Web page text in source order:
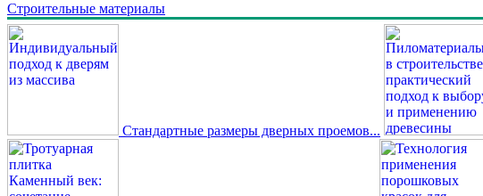
Строительные материалы
Стандартные размеры дверных проемов...